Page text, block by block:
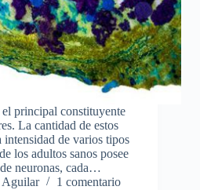
principal constituyente
La cantidad de estos
de varios tipos
los adultos sanos posee
neuronas, cada…
Aguilar
1 comentario